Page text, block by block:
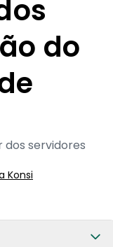
do
servidores
Konsi